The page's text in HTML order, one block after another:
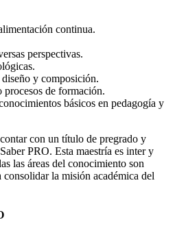
continua.
perspectivas.
diseño y composición.
procesos de formación.
básicos en pedagogía y
con un título de pregrado y
PRO. Esta maestría es inter y
las áreas del conocimiento son
la misión académica del